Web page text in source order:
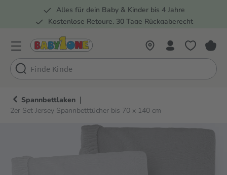
Zur Hauptnavigation springen
Alles für dein Baby & Kinder bis 4 Jahre
Kostenlose Retoure, 30 Tage Rückgaberecht
Spannbettlaken |
2er Set Jersey Spannbetttücher bis 70 x 140 cm